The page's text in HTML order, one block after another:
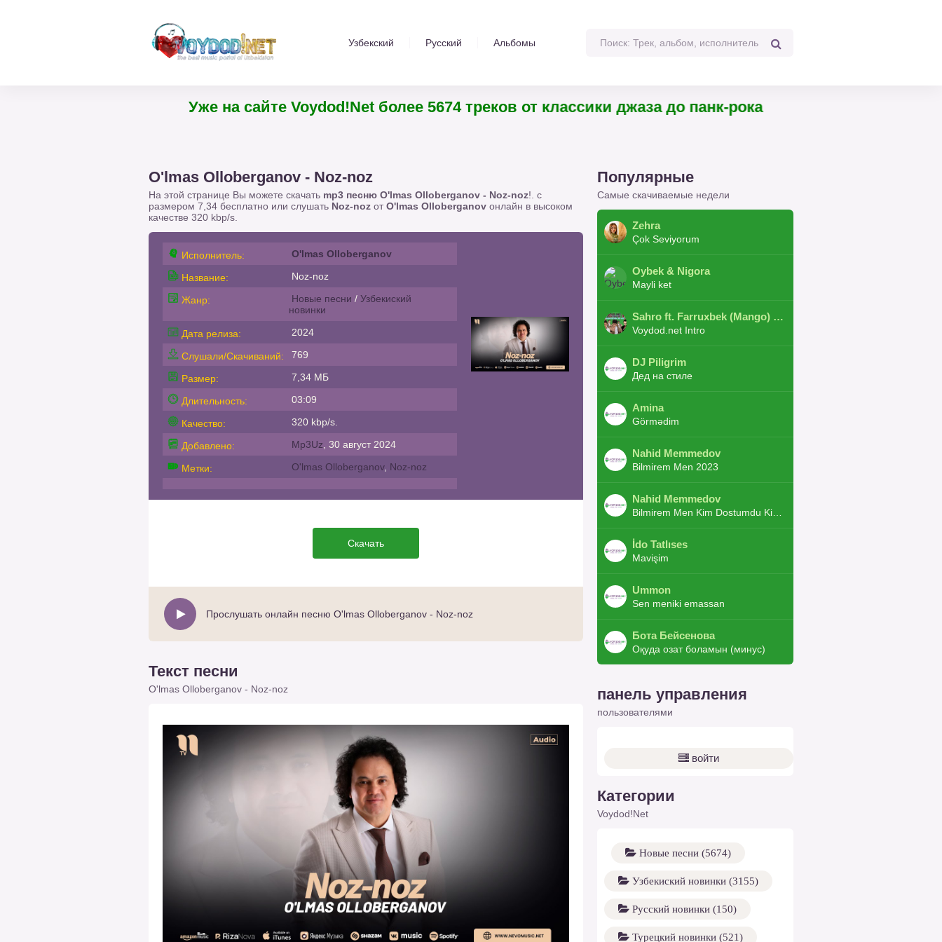
Узбекский Русский Альбомы
Уже на сайте Voydod!Net более 5674 треков от классики джаза до панк-рока
O'lmas Olloberganov - Noz-noz
На этой странице Вы можете скачать mp3 песню O'lmas Olloberganov - Noz-noz!. с
размером 7,34 бесплатно или слушать Noz-noz отO'lmas Olloberganov онлайн в высоком
качестве 320 kbp/s.
Исполнитель: O'lmas Olloberganov
Название: Noz-noz
Жанр: Новые песни / Узбекиский
новинки
Дата релиза: 2024
Слушали/Скачиваний: 769
Размер: 7,34 МБ
Длительность: 03:09
Качество: 320 kbp/s.
Добавлено: Mp3Uz , 30 август 2024
Метки: O'lmas Olloberganov, Noz-noz
Скачать
Прослушать онлайн песню O'lmas Olloberganov - Noz-noz
Текст песни
O'lmas Olloberganov - Noz-noz
Популярные
Самые скачиваемые недели
Zehra
Çok Seviyorum
Oybek & Nigora
Mayli ket
Sahro ft. Farruxbek (Mango) ft. Shaxboz ft. Navruz and Zarba ft. DJ.JoHa
Voydod.net Intro
DJ Piligrim
Дед на стиле
Amina
Görmədim
Nahid Memmedov
Bilmirem Men 2023
Nahid Memmedov
İdo Tatlıses
Mavişim
Ummon
Sen meniki emassan
Бота Бейсенова
Оқуда озат боламын (минус)
панель управления
пользователями
войти
Категории
Voydod!Net
Новые песни (5674)
Узбекиский новинки (3155)
Русский новинки (150)
Турецкий новинки (521)